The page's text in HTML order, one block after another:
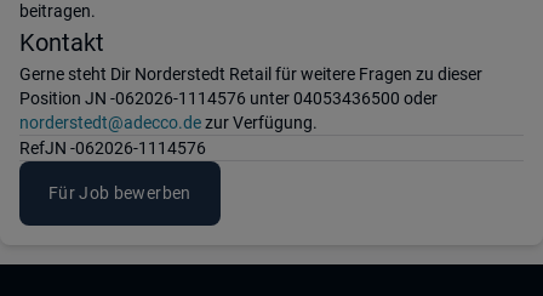
beitragen.
Kontakt
Gerne steht Dir Norderstedt Retail für weitere Fragen zu dieser
Position JN -062026-1114576 unter 04053436500 oder
norderstedt@adecco.dezur Verfügung.
RefJN -062026-1114576
Für Job bewerben